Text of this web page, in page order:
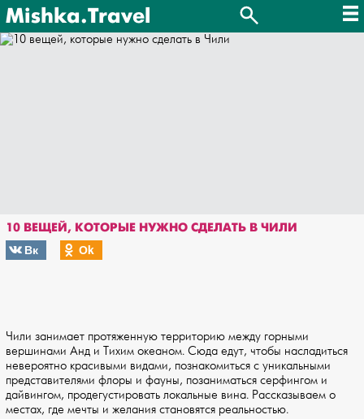
Mishka.Travel
10 ВЕЩЕЙ, КОТОРЫЕ НУЖНО СДЕЛАТЬ В ЧИЛИ
Вк
Оk
Чили занимает протяженную территорию между горными
вершинами Анд и Тихим океаном. Сюда едут, чтобы насладиться
невероятно красивыми видами, познакомиться с уникальными
представителями флоры и фауны, позаниматься серфингом и
дайвингом, продегустировать локальные вина. Рассказываем о
местах, где мечты и желания становятся реальностью.